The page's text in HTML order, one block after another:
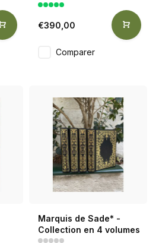
€390,00
Comparer
Marquis de Sade* -
Collection en 4 volumes